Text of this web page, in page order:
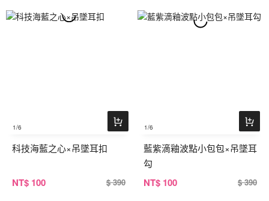
1/6
科技海藍之心×吊墜耳扣
NT$ 100 $ 390
1/6
藍紫滴釉波點小包包×吊墜耳
勾
NT$ 100 $ 390